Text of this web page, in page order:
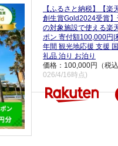
【ふるさと納税】【楽
創生賞Gold2024受賞
の対象施設で使える楽
ポン 寄付額100,000円|
年間 観光地応援 支援
礼品 泊り お泊り
価格：100,000円（税
026/4/16時点)